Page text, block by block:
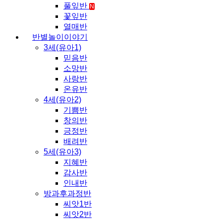
풀잎반 N
꽃잎반
열매반
반별놀이이야기
3세(유아1)
믿음반
소망반
사랑반
온유반
4세(유아2)
기쁨반
창의반
긍정반
배려반
5세(유아3)
지혜반
감사반
인내반
방과후과정반
씨앗1반
씨앗2반